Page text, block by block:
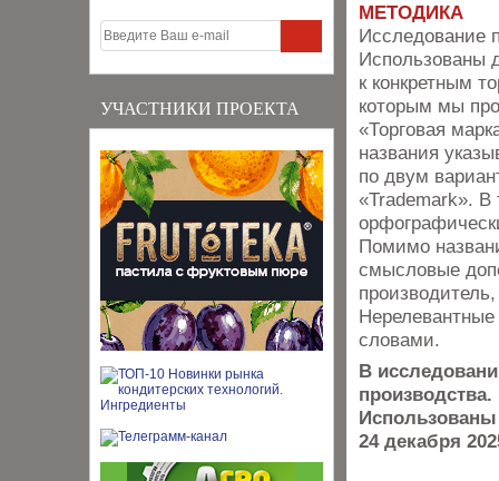
УЧАСТНИКИ ПРОЕКТА
МЕТОДИКА
Исследование
Использованы
к конкретным
которым мы
«Торговая
названия
по двум
«Trademark». В
Помимо
смысловые
словами.
В
производства.
24 декабря